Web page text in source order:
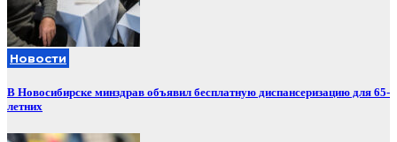
Новости
В Новосибирске минздрав объявил бесплатную диспансеризацию для 65-
летних